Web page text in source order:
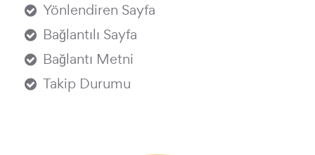
Yönlendiren Sayfa
Bağlantılı Sayfa
Bağlantı Metni
Takip Durumu